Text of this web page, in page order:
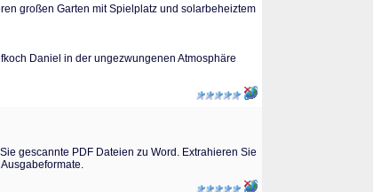
großen Garten mit Spielplatz und solarbeheiztem
Daniel in der ungezwungenen Atmosphäre
gescannte PDF Dateien zu Word. Extrahieren Sie